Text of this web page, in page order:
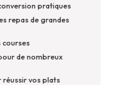
pratiques
repas de grandes
courses
de nombreux
réussir vos plats